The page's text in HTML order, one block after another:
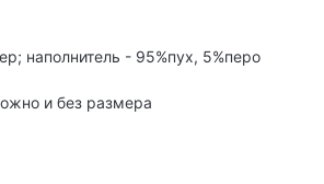
наполнитель - 95%пух, 5%перо
и без размера